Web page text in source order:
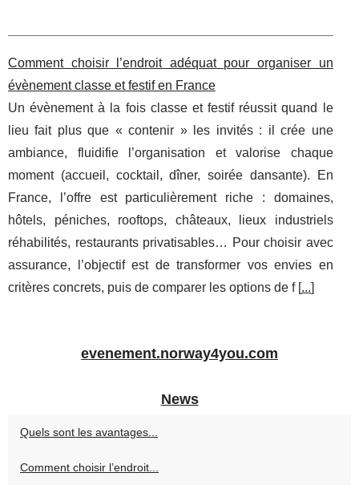
Comment choisir l’endroit adéquat pour organiser un
évènement classe et festif en France
Un évènement à la fois classe et festif réussit quand le
lieu fait plus que « contenir » les invités : il crée une
ambiance, fluidifie l’organisation et valorise chaque
moment (accueil, cocktail, dîner, soirée dansante). En
France, l’offre est particulièrement riche : domaines,
hôtels, péniches, rooftops, châteaux, lieux industriels
réhabilités, restaurants privatisables… Pour choisir avec
assurance, l’objectif est de transformer vos envies en
critères concrets, puis de comparer les options de f [...]
evenement.norway4you.com
News
Quels sont les avantages...
Comment choisir l’endroit...